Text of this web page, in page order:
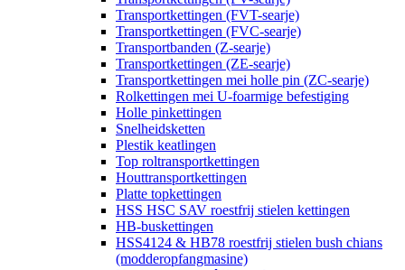
Transportkettingen (FVT-searje)
Transportkettingen (FVC-searje)
Transportbanden (Z-searje)
Transportkettingen (ZE-searje)
Transportkettingen mei holle pin (ZC-searje)
Rolkettingen mei U-foarmige befestiging
Holle pinkettingen
Snelheidsketten
Plestik keatlingen
Top roltransportkettingen
Houttransportkettingen
Platte topkettingen
HSS HSC SAV roestfrij stielen kettingen
HB-buskettingen
HSS4124 & HB78 roestfrij stielen bush chians
(modderopfangmasine)